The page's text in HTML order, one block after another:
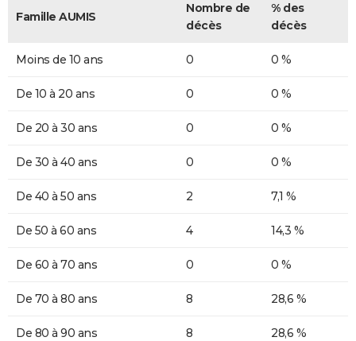
Famille AUMIS
Nombre de
décès
% des
décès
Moins de 10 ans 0 0 %
De 10 à 20 ans 0 0 %
De 20 à 30 ans 0 0 %
De 30 à 40 ans 0 0 %
De 40 à 50 ans 2 7,1 %
De 50 à 60 ans 4 14,3 %
De 60 à 70 ans 0 0 %
De 70 à 80 ans 8 28,6 %
De 80 à 90 ans 8 28,6 %